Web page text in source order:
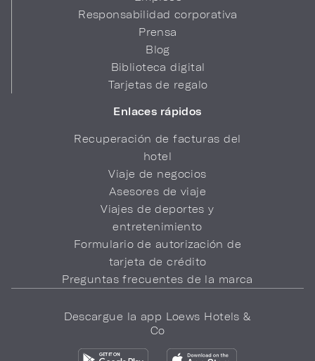
Responsabilidad corporativa
Prensa
Blog
Biblioteca digital
Tarjetas de regalo
Enlaces rápidos
Recuperación de facturas del
hotel
Viaje de negocios
Asesores de viaje
Viajes de deportes y
entretenimiento
Formulario de autorización de
tarjeta de crédito
Preguntas frecuentes de la marca
Descargue la app Loews Hotels &
Co